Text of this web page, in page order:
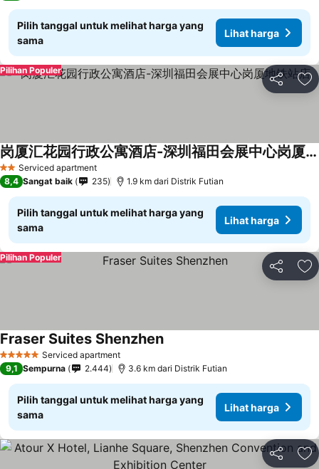
Pilih tanggal untuk melihat harga yang
sama
Lihat harga
Bagikan
Pilihan Populer
2 BintangServiced apartment
岗厦汇花园行政公寓酒店-深圳福田会展中心岗厦地铁站店
Lihat harga
8,4 Sangat baik 235 1.9 km dari Distrik Futian
Pilih tanggal untuk melihat harga yang
sama
Lihat harga
Bagikan
Pilihan Populer
5 Bintang Serviced apartment
Fraser Suites ShenzhenLihat harga
9,1 Sempurna 2.444 3.6 km dari Distrik Futian
Pilih tanggal untuk melihat harga yang
sama
Lihat harga
Bagikan